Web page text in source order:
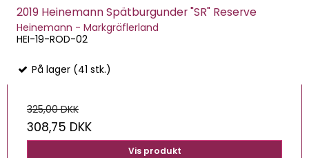
2019 Heinemann Spätburgunder "SR" Reserve
Heinemann - Markgräflerland
HEI-19-ROD-02
På lager (41 stk.)
325,00 DKK
308,75 DKK
Vis produkt